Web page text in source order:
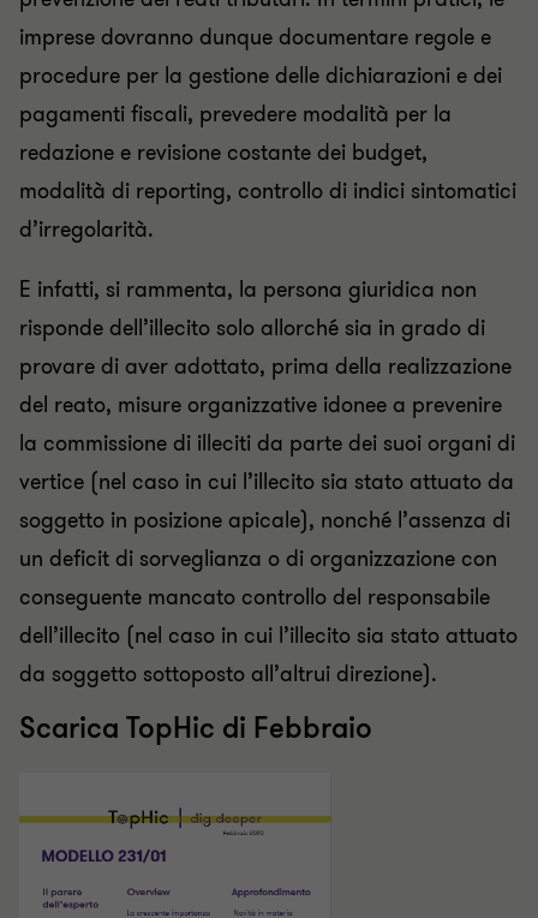
imprese dovranno dunque documentare regole e
procedure per la gestione delle dichiarazioni e dei
pagamenti fiscali, prevedere modalità per la
redazione e revisione costante dei budget,
modalità di reporting, controllo di indici sintomatici
d’irregolarità.
E infatti, si rammenta, la persona giuridica non
risponde dell’illecito solo allorché sia in grado di
provare di aver adottato, prima della realizzazione
del reato, misure organizzative idonee a prevenire
la commissione di illeciti da parte dei suoi organi di
vertice (nel caso in cui l’illecito sia stato attuato da
soggetto in posizione apicale), nonché l’assenza di
un deficit di sorveglianza o di organizzazione con
conseguente mancato controllo del responsabile
dell’illecito (nel caso in cui l’illecito sia stato attuato
da soggetto sottoposto all’altrui direzione).
Scarica TopHic di Febbraio